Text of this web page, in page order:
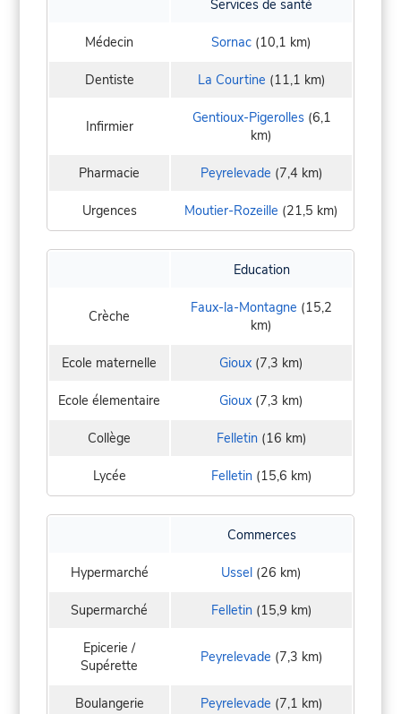
Services de santé
Médecin Sornac (10,1 km)
Dentiste La Courtine (11,1 km)
Infirmier Gentioux-Pigerolles(6,1
km)
Pharmacie Peyrelevade (7,4 km)
Urgences Moutier-Rozeille (21,5 km)
Education
Crèche Faux-la-Montagne (15,2
km)
Ecole maternelle Gioux (7,3 km)
Ecole élementaire Gioux (7,3 km)
Collège Felletin(16 km)
Lycée Felletin(15,6 km)
Commerces
Hypermarché Ussel (26 km)
Supermarché Felletin(15,9 km)
Epicerie /
Supérette
Peyrelevade (7,3 km)
Boulangerie Peyrelevade (7,1 km)